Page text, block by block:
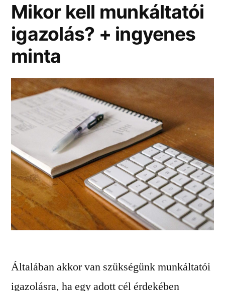
Mikor kell munkáltatói
igazolás? + ingyenes
minta
Általában akkor van szükségünk munkáltatói
igazolásra, ha egy adott cél érdekében